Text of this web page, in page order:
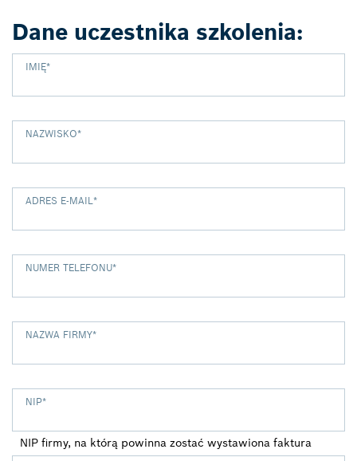
Dane uczestnika szkolenia:
IMIĘ*
NAZWISKO*
ADRES E-MAIL *
NUMER TELEFONU*
NAZWA FIRMY*
NIP*
NIP firmy, na którą powinna zostać wystawiona faktura